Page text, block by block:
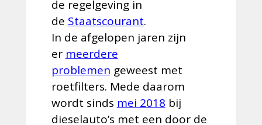
de regelgeving in
de Staatscourant.
In de afgelopen jaren zijn
er meerdere
problemen geweest met
roetfilters. Mede daarom
wordt sinds mei 2018 bij
dieselauto’s met een door de